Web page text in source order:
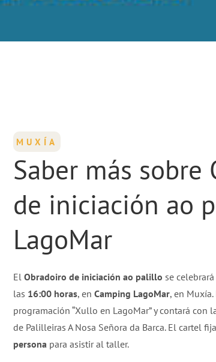
MUXÍA
Saber más sobre
de iniciación ao
LagoMar
El Obradoiro de iniciación ao palillo se celebrará
las 16:00 horas, en Camping LagoMar, en
programación “Xullo en LagoMar” y contará con
de Palilleiras A Nosa Señora da Barca. El cartel
persona para asistir al taller.